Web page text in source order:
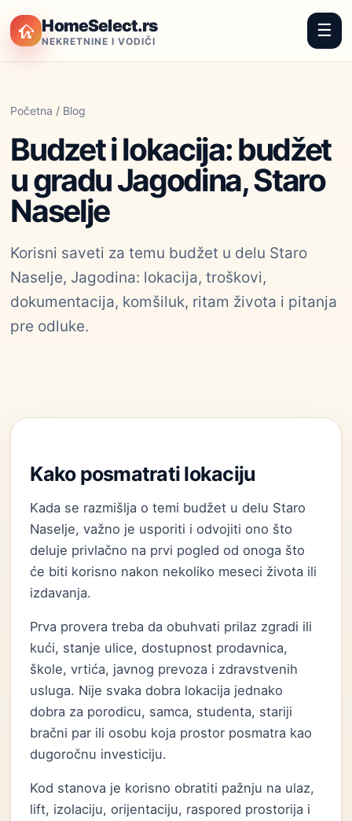
HomeSelect.rs
NEKRETNINE I VODIČI
☰
Početna / Blog
Budzet i lokacija: budžet
u gradu Jagodina, Staro
Naselje
Korisni saveti za temu budžet u delu Staro
Naselje, Jagodina: lokacija, troškovi,
dokumentacija, komšiluk, ritam života i pitanja
pre odluke.
Kako posmatrati lokaciju
Kada se razmišlja o temi budžet u delu Staro
Naselje, važno je usporiti i odvojiti ono što
deluje privlačno na prvi pogled od onoga što
će biti korisno nakon nekoliko meseci života ili
izdavanja.
Prva provera treba da obuhvati prilaz zgradi ili
kući, stanje ulice, dostupnost prodavnica,
škole, vrtića, javnog prevoza i zdravstvenih
usluga. Nije svaka dobra lokacija jednako
dobra za porodicu, samca, studenta, stariji
bračni par ili osobu koja prostor posmatra kao
dugoročnu investiciju.
Kod stanova je korisno obratiti pažnju na ulaz,
lift, izolaciju, orijentaciju, raspored prostorija i